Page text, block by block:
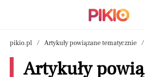
pikio.pl Artykuły powiązane tematycznie
Artykuły